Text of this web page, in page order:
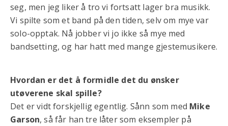
seg, men jeg liker å tro vi fortsatt lager bra musikk.
Vi spilte som et band på den tiden, selv om mye var
solo-opptak. Nå jobber vi jo ikke så mye med
bandsetting, og har hatt med mange gjestemusikere.
Hvordan er det å formidle det du ønsker
utøverene skal spille?
Det er vidt forskjellig egentlig. Sånn som med Mike
Garson, så får han tre låter som eksempler på